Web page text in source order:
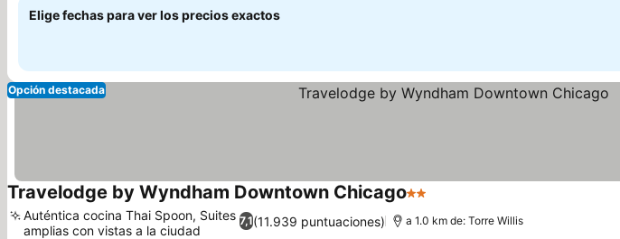
Elige fechas para ver los precios exactos
Opción destacada
Travelodge by Wyndham Downtown Chicago2 Estrellas
7,1(11.939 puntuaciones)
Auténtica cocina Thai Spoon, Suites
amplias con vistas a la ciudad
a 1.0 km de: Torre Willis